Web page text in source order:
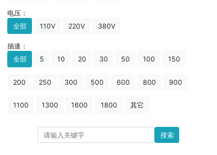
电压：
全部
110V 220V 380V
抽速：
全部
5 10 20 30 50 100 150
200 250 300 500 600 800 900
1100 1300 1600 1800 其它
搜索